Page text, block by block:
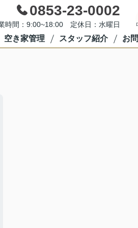
0853-23-0002
時間：9:00~18:00 定休日：水曜日
空き家管理 スタッフ紹介 お